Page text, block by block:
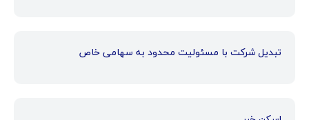
تبدیل شرکت با مسئولیت محدود به سهامی خاص